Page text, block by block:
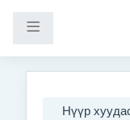
Хажуугийн
Нүүр